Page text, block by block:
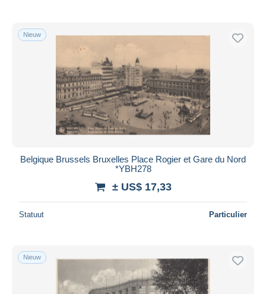
Nieuw
Belgique Brussels Bruxelles Place Rogier et Gare du Nord
*YBH278
± US$ 17,33
Statuut Particulier
Nieuw